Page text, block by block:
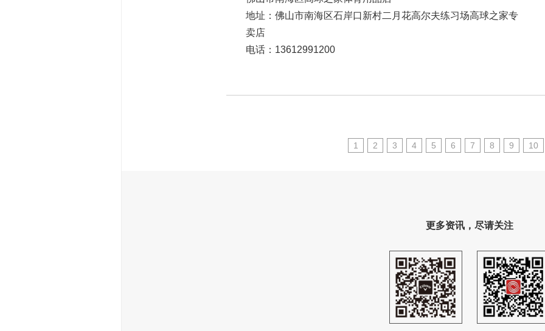
地址：佛山市南海区石岸口新村二月花高尔夫练习场高球之家专
卖店
电话：13612991200
1 2 3 4 5 6 7 8 9 10
更多资讯，尽请关注